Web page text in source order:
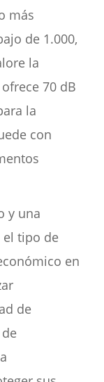
más
de 1.000,
la
70 dB
la
con
y una
el tipo de
en
de